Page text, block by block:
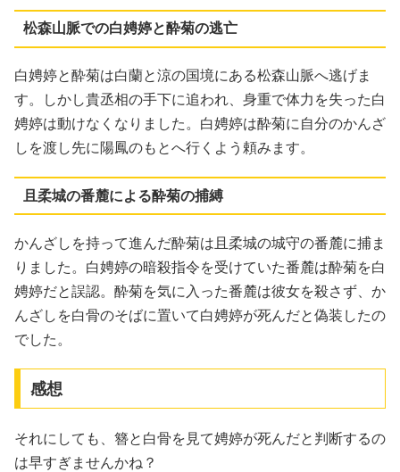
松森山脈での白娉婷と酔菊の逃亡
白娉婷と酔菊は白蘭と涼の国境にある松森山脈へ逃げま
す。しかし貴丞相の手下に追われ、身重で体力を失った白
娉婷は動けなくなりました。白娉婷は酔菊に自分のかんざ
しを渡し先に陽鳳のもとへ行くよう頼みます。
且柔城の番麓による酔菊の捕縛
かんざしを持って進んだ酔菊は且柔城の城守の番麓に捕ま
りました。白娉婷の暗殺指令を受けていた番麓は酔菊を白
娉婷だと誤認。酔菊を気に入った番麓は彼女を殺さず、か
んざしを白骨のそばに置いて白娉婷が死んだと偽装したの
でした。
感想
それにしても、簪と白骨を見て娉婷が死んだと判断するの
は早すぎませんかね？